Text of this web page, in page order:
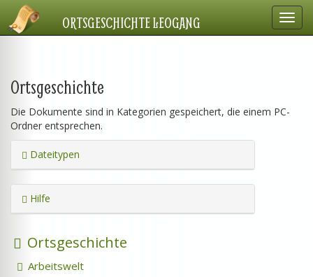
ORTSGESCHICHTE LEOGANG
Ortsgeschichte
Die Dokumente sind in Kategorien gespeichert, die einem PC-
Ordner entsprechen.
Dateitypen
Hilfe
Ortsgeschichte
Arbeitswelt